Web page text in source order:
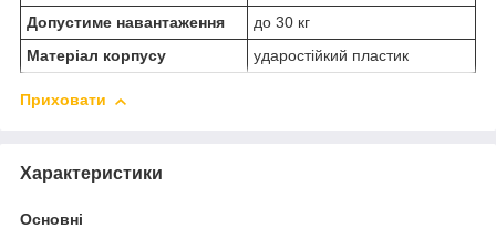
Допустиме навантаження
до 30 кг
Матеріал корпусу
ударостійкий пластик
Приховати
Характеристики
Основні